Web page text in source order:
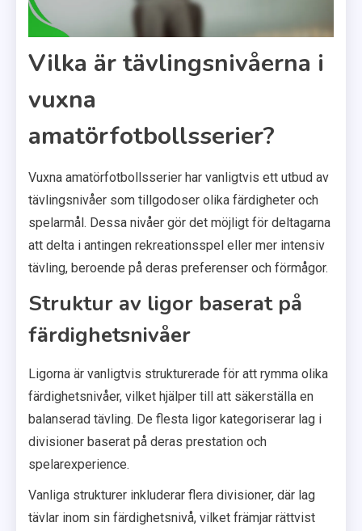
Vilka är tävlingsnivåerna i
vuxna
amatörfotbollsserier?
Vuxna amatörfotbollsserier har vanligtvis ett utbud av
tävlingsnivåer som tillgodoser olika färdigheter och
spelarmål. Dessa nivåer gör det möjligt för deltagarna
att delta i antingen rekreationsspel eller mer intensiv
tävling, beroende på deras preferenser och förmågor.
Struktur av ligor baserat på
färdighetsnivåer
Ligorna är vanligtvis strukturerade för att rymma olika
färdighetsnivåer, vilket hjälper till att säkerställa en
balanserad tävling. De flesta ligor kategoriserar lag i
divisioner baserat på deras prestation och
spelarexperience.
Vanliga strukturer inkluderar flera divisioner, där lag
tävlar inom sin färdighetsnivå, vilket främjar rättvist